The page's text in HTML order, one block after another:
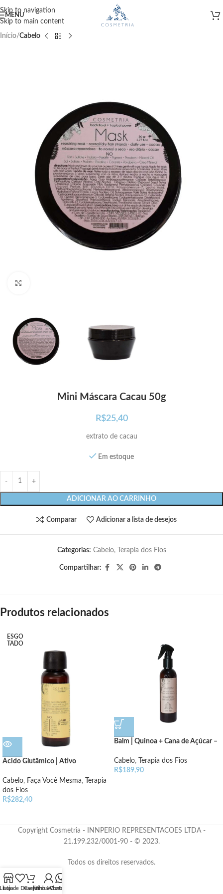
Skip to navigation
Skip to main content
MENU
Início Cabelo
Mini Máscara Cacau 50g
R$25,40
extrato de cacau
Em estoque
ADICIONAR AO CARRINHO
Comparar Adicionar a lista de desejos
Categorias: Cabelo, Terapia dos Fios
Compartilhar:
Produtos relacionados
ESGO
TADO
Ácido Glutâmico | Ativo
Cabelo, Faça Você Mesma,
Terapia
dos Fios
R$282,40
Balm | Quinoa + Cana de Açúcar –
Cabelo,
Terapia dos Fios
R$189,90
Copyright Cosmetria - INNPERIO REPRESENTACOES LTDA -
21.199.232/0001-90 - © 2023.
Todos os direitos reservados.
Loja
Lista de Desejos
Carrinho
Minha Conta
WhatsApp